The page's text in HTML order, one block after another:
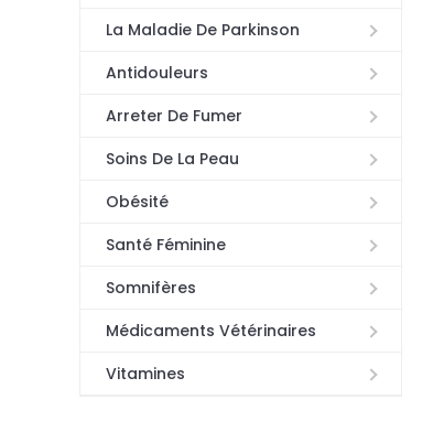
La Maladie De Parkinson
Antidouleurs
Arreter De Fumer
Soins De La Peau
Obésité
Santé Féminine
Somnifères
Médicaments Vétérinaires
Vitamines